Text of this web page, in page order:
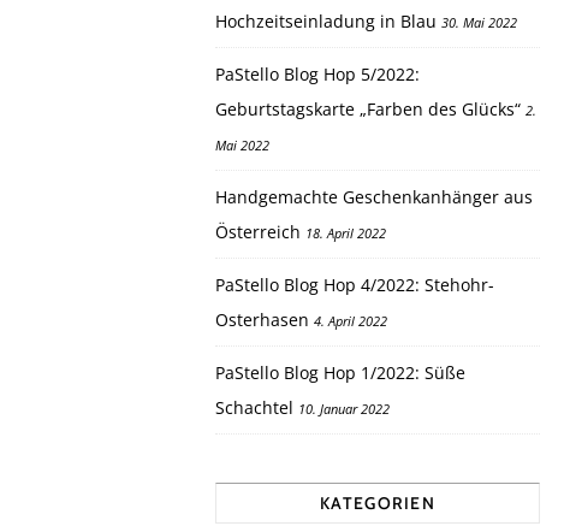
Hochzeitseinladung in Blau 30. Mai 2022
PaStello Blog Hop 5/2022:
Geburtstagskarte „Farben des Glücks“ 2.
Mai 2022
Handgemachte Geschenkanhänger aus
Österreich 18. April 2022
PaStello Blog Hop 4/2022: Stehohr-
Osterhasen 4. April 2022
PaStello Blog Hop 1/2022: Süße
Schachtel 10. Januar 2022
KATEGORIEN